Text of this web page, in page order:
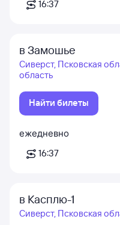
16:37
в Замошье
Сиверст, Псковская
область
Найти билеты
ежедневно
16:37
в Касплю-1
Сиверст, Псковская